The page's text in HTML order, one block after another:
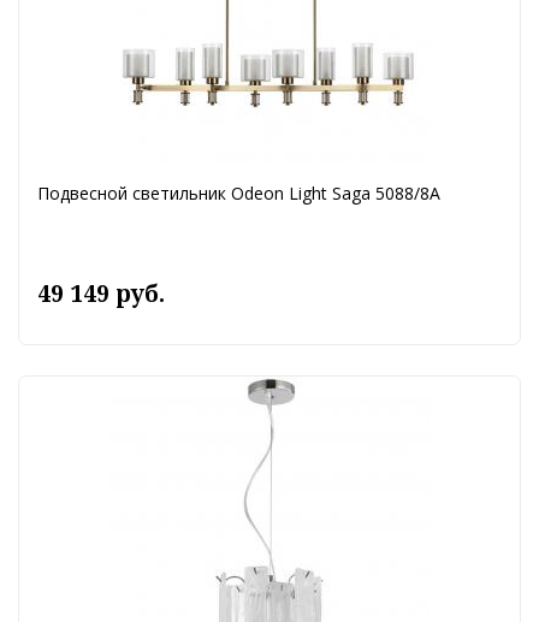
Подвесной светильник Odeon Light Saga 5088/8A
49 149 руб.